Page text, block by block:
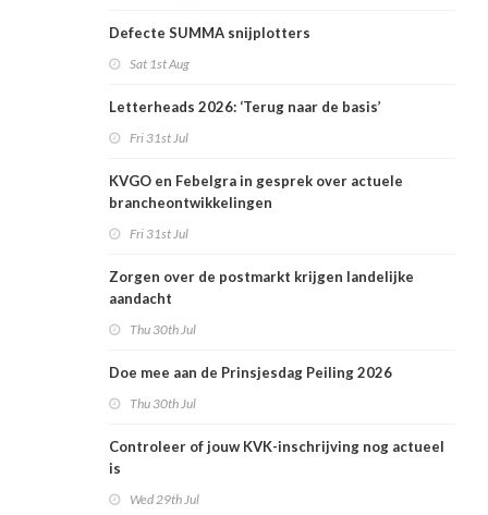
Defecte SUMMA snijplotters
Sat 1st Aug
Letterheads 2026: ‘Terug naar de basis’
Fri 31st Jul
KVGO en Febelgra in gesprek over actuele
brancheontwikkelingen
Fri 31st Jul
Zorgen over de postmarkt krijgen landelijke
aandacht
Thu 30th Jul
Doe mee aan de Prinsjesdag Peiling 2026
Thu 30th Jul
Controleer of jouw KVK-inschrijving nog actueel
is
Wed 29th Jul